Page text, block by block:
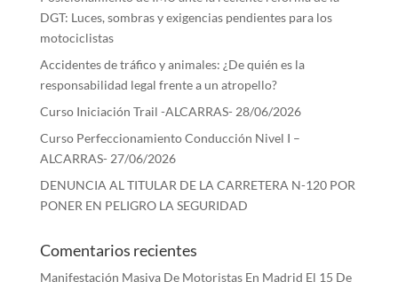
DGT: Luces, sombras y exigencias pendientes para los
motociclistas
Accidentes de tráfico y animales: ¿De quién es la
responsabilidad legal frente a un atropello?
Curso Iniciación Trail -ALCARRAS- 28/06/2026
Curso Perfeccionamiento Conducción Nivel I –
ALCARRAS- 27/06/2026
DENUNCIA AL TITULAR DE LA CARRETERA N-120 POR
PONER EN PELIGRO LA SEGURIDAD
Comentarios recientes
Manifestación Masiva De Motoristas En Madrid El 15 De